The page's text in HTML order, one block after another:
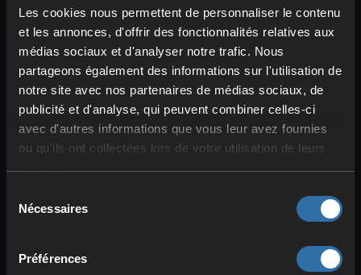
Les cookies nous permettent de personnaliser le contenu
et les annonces, d'offrir des fonctionnalités relatives aux
médias sociaux et d'analyser notre trafic. Nous
partageons également des informations sur l'utilisation de
notre site avec nos partenaires de médias sociaux, de
publicité et d'analyse, qui peuvent combiner celles-ci
avec d'autres informations que vous leur avez fournies
ou qu'ils ont collectées lors de votre utilisation de leurs
Nécessaires
Préférences
Palworld — Enchevêtrement :
ralentir l’ennemi
certaines
et l’empêchent d’utiliser les